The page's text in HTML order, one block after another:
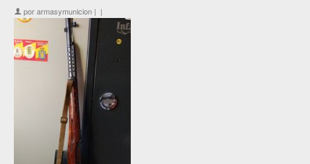
porarmasymunicion | |